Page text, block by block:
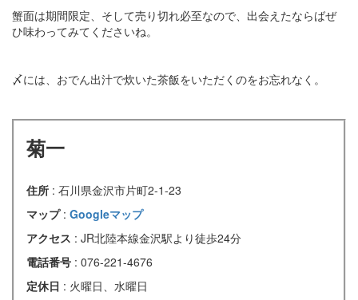
蟹面は期間限定、そして売り切れ必至なので、出会えたならばぜ
ひ味わってみてくださいね。
〆には、おでん出汁で炊いた茶飯をいただくのをお忘れなく。
菊一
住所 : 石川県金沢市片町2-1-23
マップ : Googleマップ
アクセス : JR北陸本線金沢駅より徒歩24分
電話番号 : 076-221-4676
定休日 : 火曜日、水曜日